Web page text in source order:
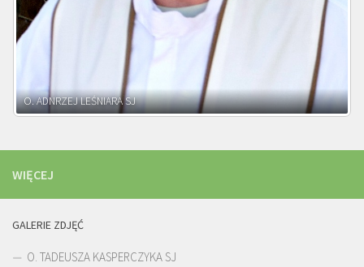
WIĘCEJ
GALERIE ZDJĘĆ
O. TADEUSZA KASPERCZYKA SJ